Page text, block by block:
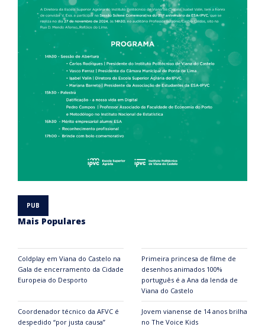
Mais Populares
Coldplay em Viana do Castelo na
Gala de encerramento da Cidade
Europeia do Desporto
Primeira princesa de filme de
desenhos animados 100%
português é a Ana da lenda de
Viana do Castelo
Coordenador técnico da AFVC é
despedido “por justa causa”
Jovem vianense de 14 anos brilha
no The Voice Kids